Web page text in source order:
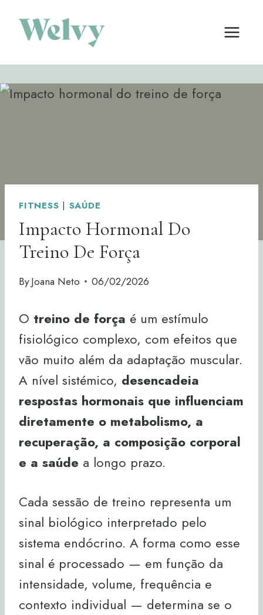
FITNESS | SAÚDE
Impacto Hormonal Do
Treino De Força
ByJoana Neto 06/02/2026
O treino de força é um estímulo
fisiológico complexo, com efeitos que
vão muito além da adaptação muscular.
A nível sistémico, desencadeia
respostas hormonais que influenciam
diretamente o metabolismo, a
recuperação, a composição corporal
e a saúde a longo prazo.
Cada sessão de treino representa um
sinal biológico interpretado pelo
sistema endócrino. A forma como esse
sinal é processado — em função da
intensidade, volume, frequência e
contexto individual — determina se o